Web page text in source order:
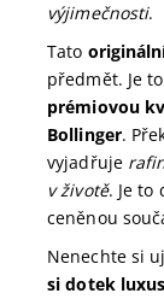
výjimečnosti.
Tato
předmět. Je to
prémiovou
Bollinger.
vyjadřuje
v životě. Je to
ceněnou
Nenechte si
si dotek